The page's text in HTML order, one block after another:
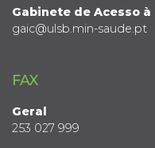
Gabinete de Acesso
gaic@ulsb.min-saude.pt
FAX
Geral
253 027 999